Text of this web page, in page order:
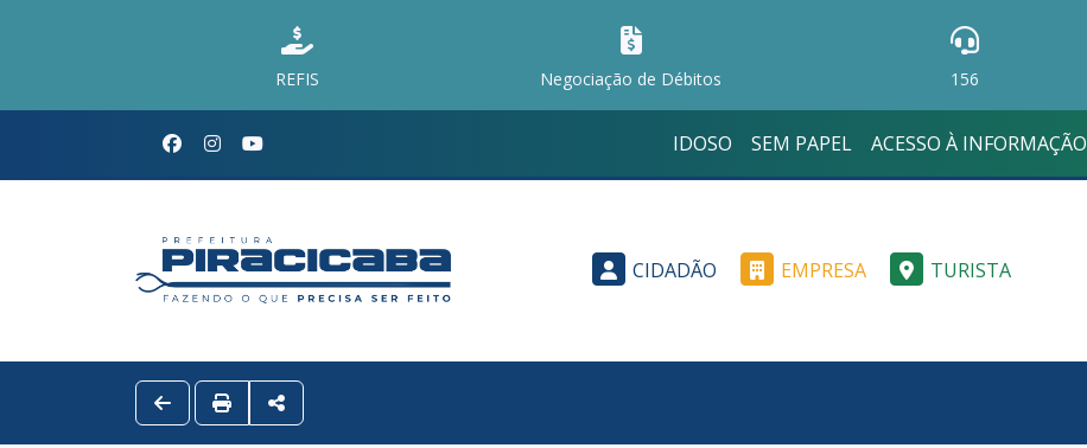
REFIS Negociação de Débitos 156
IDOSO SEM PAPEL ACESSO À INFORMAÇÃO
CIDADÃO EMPRESA TURISTA